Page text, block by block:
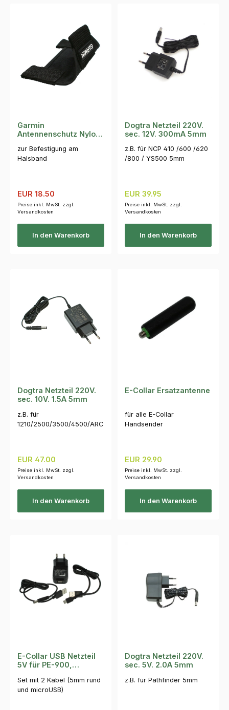
Garmin
Antennenschutz Nylon
zur Befestigung am
Halsband
Verkaufspreis:
EUR 18.50
Preise inkl. MwSt. zzgl.
Versandkosten
In den Warenkorb
Dogtra Netzteil 220V.
sec. 12V. 300mA 5mm
z.B. für NCP 410 /600 /620
/800 / YS500 5mm
Regulärer Preis:
EUR 39.95
Preise inkl. MwSt. zzgl.
Versandkosten
In den Warenkorb
Dogtra Netzteil 220V.
sec. 10V. 1.5A 5mm
z.B. für
1210/2500/3500/4500/ARC
Regulärer Preis:
EUR 47.00
Preise inkl. MwSt. zzgl.
Versandkosten
In den Warenkorb
E-Collar Ersatzantenne
für alle E-Collar
Handsender
Regulärer Preis:
EUR 29.90
Preise inkl. MwSt. zzgl.
Versandkosten
In den Warenkorb
E-Collar USB Netzteil
5V für PE-900,
Set mit 2 Kabel (5mm rund
und microUSB)
Dogtra Netzteil 220V.
sec. 5V. 2.0A 5mm
z.B. für Pathfinder 5mm